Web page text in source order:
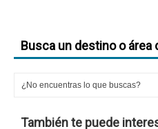
Busca un destino o área
También te puede